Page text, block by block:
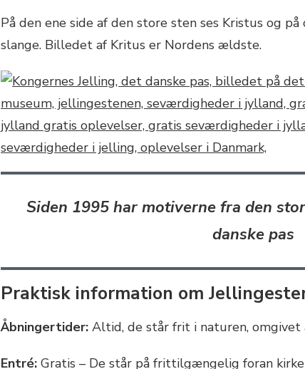
På den ene side af den store sten ses Kristus og
slange. Billedet af Kritus er Nordens ældste.
Siden 1995 har motiverne fra den
danske pas
Praktisk information om
Åbningertider: Altid, de står frit i naturen, omgivet
Entré: Gratis – De står på frittilgængelig foran